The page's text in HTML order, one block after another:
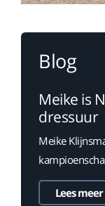
Blog
Meike is
dressuur
Meike
Lees meer